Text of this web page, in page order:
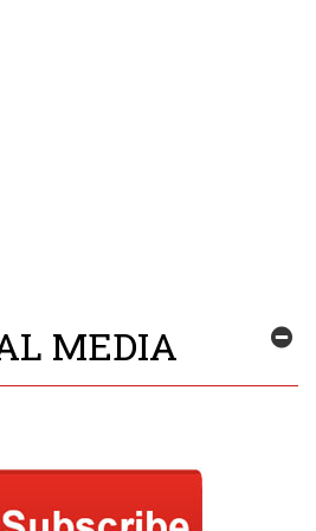
MEDIA